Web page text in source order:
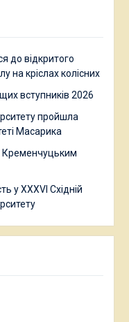
до відкритого
на кріслах колісних
вступників 2026
пройшла
Масарика
Кременчуцьким
у XXXVI Східній